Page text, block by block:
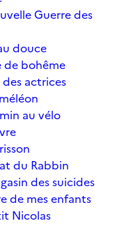
Guerre des
douce
de bohême
actrices
au vélo
du Rabbin
des suicides
de mes enfants
Nicolas